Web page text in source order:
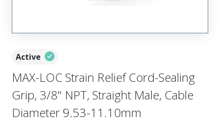
Active
MAX-LOC Strain Relief Cord-Sealing
Grip, 3/8" NPT, Straight Male, Cable
Diameter 9.53-11.10mm